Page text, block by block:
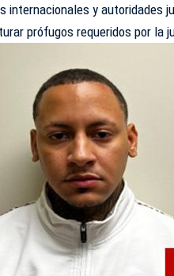
internacionales y autoridades
prófugos requeridos por la